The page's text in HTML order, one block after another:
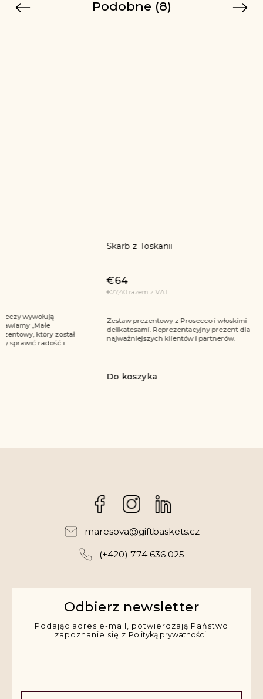
Podobne (8)
Previous
Zestaw prezentowy z Prosecco i włoskimi
delikatesami. Reprezentacyjny prezent dla
najważniejszych klientów i partnerów.
pokryją się
partnerów
jakim jest
Next
FacebookInstagram
maresova@giftbaskets.cz
(+420) 774 636 025
Odbierz newsletter
Podając adres e-mail, potwierdzają Państwo
zapoznanie się z Polityką prywatności